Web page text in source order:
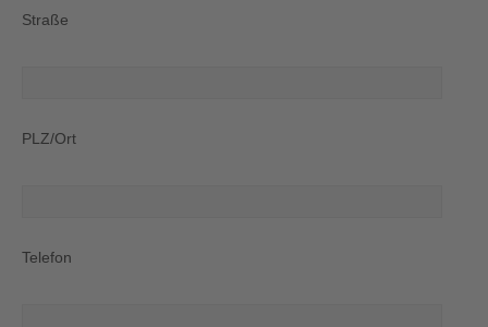
Straße
PLZ/Ort
Telefon